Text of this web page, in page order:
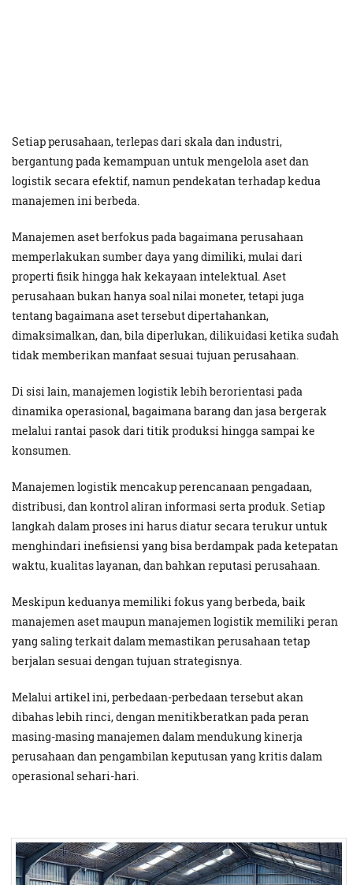
Setiap perusahaan, terlepas dari skala dan industri,
bergantung pada kemampuan untuk mengelola aset dan
logistik secara efektif, namun pendekatan terhadap kedua
manajemen ini berbeda.
Manajemen aset berfokus pada bagaimana perusahaan
memperlakukan sumber daya yang dimiliki, mulai dari
properti fisik hingga hak kekayaan intelektual. Aset
perusahaan bukan hanya soal nilai moneter, tetapi juga
tentang bagaimana aset tersebut dipertahankan,
dimaksimalkan, dan, bila diperlukan, dilikuidasi ketika sudah
tidak memberikan manfaat sesuai tujuan perusahaan.
Di sisi lain, manajemen logistik lebih berorientasi pada
dinamika operasional, bagaimana barang dan jasa bergerak
melalui rantai pasok dari titik produksi hingga sampai ke
konsumen.
Manajemen logistik mencakup perencanaan pengadaan,
distribusi, dan kontrol aliran informasi serta produk. Setiap
langkah dalam proses ini harus diatur secara terukur untuk
menghindari inefisiensi yang bisa berdampak pada ketepatan
waktu, kualitas layanan, dan bahkan reputasi perusahaan.
Meskipun keduanya memiliki fokus yang berbeda, baik
manajemen aset maupun manajemen logistik memiliki peran
yang saling terkait dalam memastikan perusahaan tetap
berjalan sesuai dengan tujuan strategisnya.
Melalui artikel ini, perbedaan-perbedaan tersebut akan
dibahas lebih rinci, dengan menitikberatkan pada peran
masing-masing manajemen dalam mendukung kinerja
perusahaan dan pengambilan keputusan yang kritis dalam
operasional sehari-hari.